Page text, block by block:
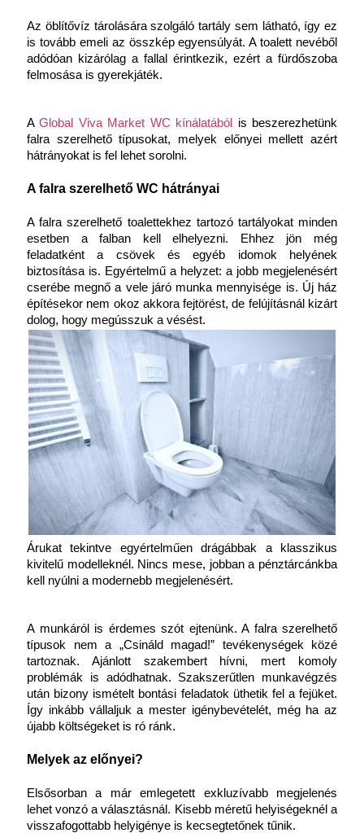
Az öblítővíz tárolására szolgáló tartály sem látható, így ez
is tovább emeli az összkép egyensúlyát. A toalett nevéből
adódóan kizárólag a fallal érintkezik, ezért a fürdőszoba
felmosása is gyerekjáték.
A Global Viva Market WC kínálatából
is beszerezhetünk
falra szerelhető típusokat, melyek előnyei mellett azért
hátrányokat is fel lehet sorolni.
A falra szerelhető WC hátrányai
A falra szerelhető toalettekhez tartozó tartályokat minden
esetben a falban kell elhelyezni. Ehhez jön még
feladatként a csövek és egyéb idomok helyének
biztosítása is. Egyértelmű a helyzet: a jobb megjelenésért
cserébe megnő a vele járó munka mennyisége is. Új ház
építésekor nem okoz akkora fejtörést, de felújításnál kizárt
dolog, hogy megússzuk a vésést.
Árukat tekintve egyértelműen drágábbak a klasszikus
kivitelű modelleknél. Nincs mese, jobban a pénztárcánkba
kell nyúlni a modernebb megjelenésért.
A munkáról is érdemes szót ejtenünk. A falra szerelhető
típusok nem a „Csináld magad!” tevékenységek közé
tartoznak. Ajánlott szakembert hívni, mert komoly
problémák is adódhatnak. Szakszerűtlen munkavégzés
után bizony ismételt bontási feladatok üthetik fel a fejüket.
Így inkább vállaljuk a mester igénybevételét, még ha az
újabb költségeket is ró ránk.
Melyek az előnyei?
Elsősorban a már emlegetett exkluzívabb megjelenés
lehet vonzó a választásnál. Kisebb méretű helyiségeknél a
visszafogottabb helyigénye is kecsegtetőnek tűnik.